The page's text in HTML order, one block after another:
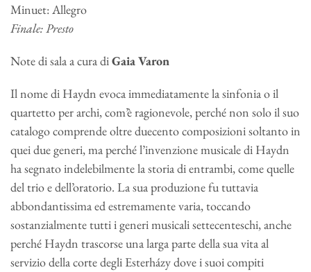
Minuet: Allegro
Finale: Presto
Note di sala a cura diGaia Varon
Il nome di Haydn evoca immediatamente la sinfonia o il
quartetto per archi, com’è ragionevole, perché non solo il suo
catalogo comprende oltre duecento composizioni soltanto in
quei due generi, ma perché l’invenzione musicale di Haydn
ha segnato indelebilmente la storia di entrambi, come quelle
del trio e dell’oratorio. La sua produzione fu tuttavia
abbondantissima ed estremamente varia, toccando
sostanzialmente tutti i generi musicali settecenteschi, anche
perché Haydn trascorse una larga parte della sua vita al
servizio della corte degli Esterházy dove i suoi compiti